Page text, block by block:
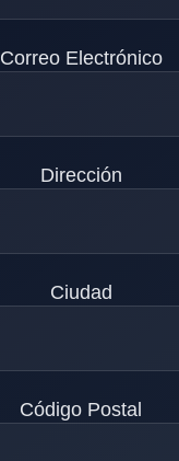
Correo Electrónico
Dirección
Ciudad
Código Postal